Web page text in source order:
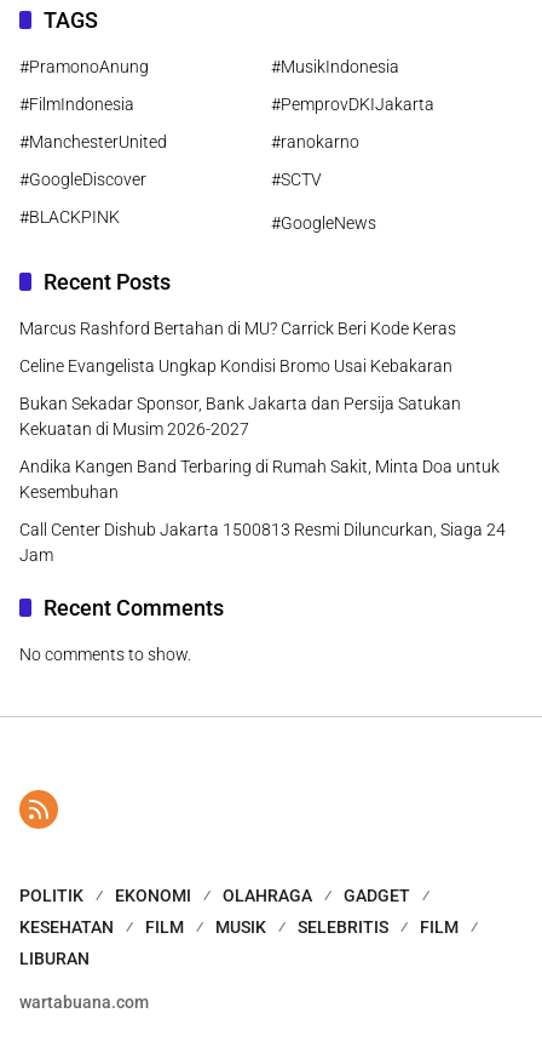
TAGS
#PramonoAnung
#MusikIndonesia
#FilmIndonesia
#PemprovDKIJakarta
#ManchesterUnited
#ranokarno
#GoogleDiscover
#SCTV
#BLACKPINK
#GoogleNews
Recent Posts
Marcus Rashford Bertahan di MU? Carrick Beri Kode Keras
Celine Evangelista Ungkap Kondisi Bromo Usai Kebakaran
Bukan Sekadar Sponsor, Bank Jakarta dan Persija Satukan
Kekuatan di Musim 2026-2027
Andika Kangen Band Terbaring di Rumah Sakit, Minta Doa untuk
Kesembuhan
Call Center Dishub Jakarta 1500813 Resmi Diluncurkan, Siaga 24
Jam
Recent Comments
No comments to show.
POLITIK EKONOMI OLAHRAGA
GADGET
KESEHATAN
FILM MUSIK SELEBRITIS
FILM
LIBURAN
wartabuana.com